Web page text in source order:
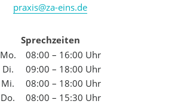
praxis@za-eins.de
Sprechzeiten
Mo.
08:00 – 16:00 Uhr
Di.
09:00 – 18:00 Uhr
Mi.
08:00 – 18:00 Uhr
Do.
08:00 – 15:30 Uhr